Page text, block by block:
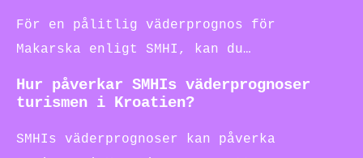
För en pålitlig väderprognos för
Makarska enligt SMHI, kan du…
Hur påverkar SMHIs väderprognoser
turismen i Kroatien?
SMHIs väderprognoser kan påverka